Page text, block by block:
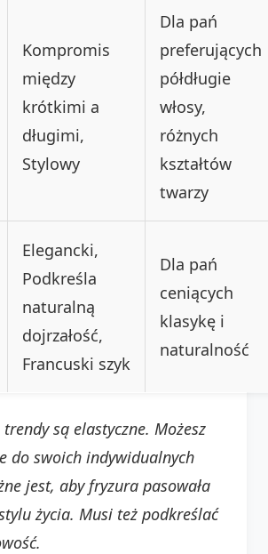
Kompromis
między
krótkimi a
długimi,
Stylowy
Dla pań
preferujących
półdługie
włosy,
różnych
kształtów
twarzy
Elegancki,
Podkreśla
naturalną
dojrzałość,
Francuski szyk
Dla pań
ceniących
klasykę i
naturalność
są elastyczne. Możesz
do swoich indywidualnych
jest, aby fryzura pasowała
życia. Musi też podkreślać